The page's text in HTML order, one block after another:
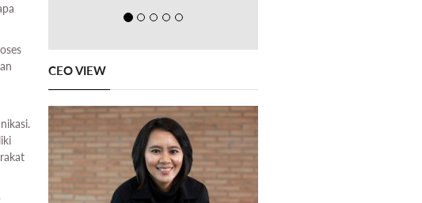
CEO VIEW
Previous Next